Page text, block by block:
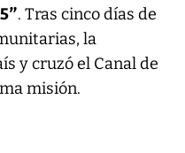
. Tras cinco días de
la
y cruzó el Canal de
misión.